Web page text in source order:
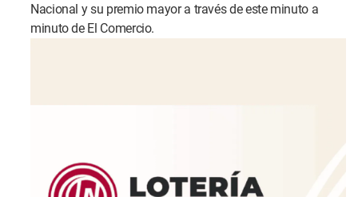
Nacional y su premio mayor a través de este minuto a
minuto de El Comercio.